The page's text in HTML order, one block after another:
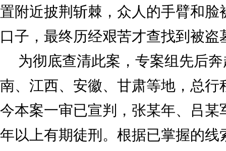
置附近披荆斩棘，众人的手臂和脸
口子，最终历经艰苦才查找到被盗
为彻底查清此案，专案组先后
南、江西、安徽、甘肃等地，总行
今本案一审已宣判，张某年、吕某
年以上有期徒刑。根据已掌握的线